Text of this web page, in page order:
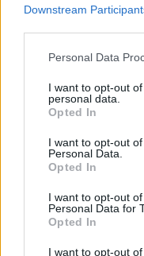
Downstream
Personal Data
I want to opt-out
personal data.
Opted In
I want to opt-out
Personal Data.
Opted In
I want to opt-out
Personal Data for
Opted In
I want to opt-out